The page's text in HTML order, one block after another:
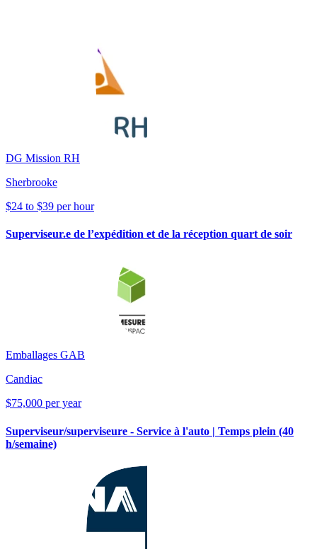
DG Mission RH
Sherbrooke
$24 to $39 per hour
Superviseur.e de l’expédition et de la réception quart de soir
Emballages GAB
Candiac
$75,000 per year
Superviseur/superviseure - Service à l'auto | Temps plein (40
h/semaine)